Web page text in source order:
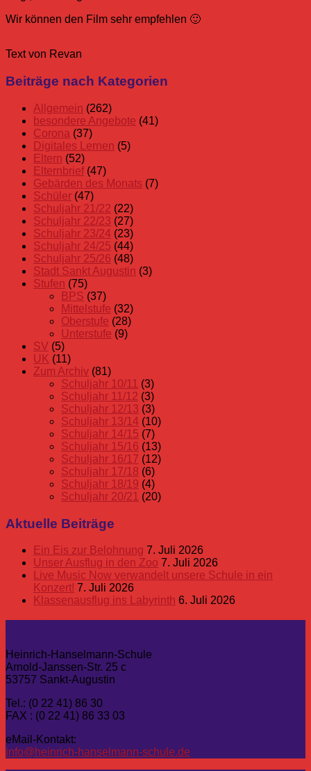
Wir können den Film sehr empfehlen 🙂
Text von Revan
Allgemein
Schuljahr
Stufen
BPSKinoSchulkinowochen
Beiträge nach Kategorien
Allgemein (262)
besondere Angebote (41)
Corona (37)
Digitales Lernen (5)
Eltern (52)
Elternbrief(47)
Gebärden des Monats (7)
Schüler (47)
Schuljahr 21/22 (22)
Schuljahr 22/23 (27)
Schuljahr 23/24 (23)
Schuljahr 24/25 (44)
Schuljahr 25/26 (48)
Stadt Sankt Augustin (3)
Stufen (75)
BPS (37)
Mittelstufe (32)
Oberstufe (28)
Unterstufe (9)
SV (5)
UK (11)
Zum Archiv (81)
Schuljahr 10/11 (3)
Schuljahr 11/12 (3)
Schuljahr 12/13 (3)
Schuljahr 13/14 (10)
Schuljahr 14/15 (7)
Schuljahr 15/16 (13)
Schuljahr 16/17 (12)
Schuljahr 17/18 (6)
Schuljahr 18/19 (4)
Schuljahr 20/21 (20)
Aktuelle Beiträge
Ein Eis zur Belohnung 7. Juli 2026
Unser Ausflug in den Zoo 7. Juli 2026
Live Music Now verwandelt unsere Schule in ein
Konzert! 7. Juli 2026
Klassenausflug ins Labyrinth 6. Juli 2026
Heinrich-Hanselmann-Schule
Arnold-Janssen-Str. 25 c
53757 Sankt-Augustin
Tel.: (0 22 41) 86 30
FAX : (0 22 41) 86 33 03
eMail-Kontakt:
info@heinrich-hanselmann-schule.de